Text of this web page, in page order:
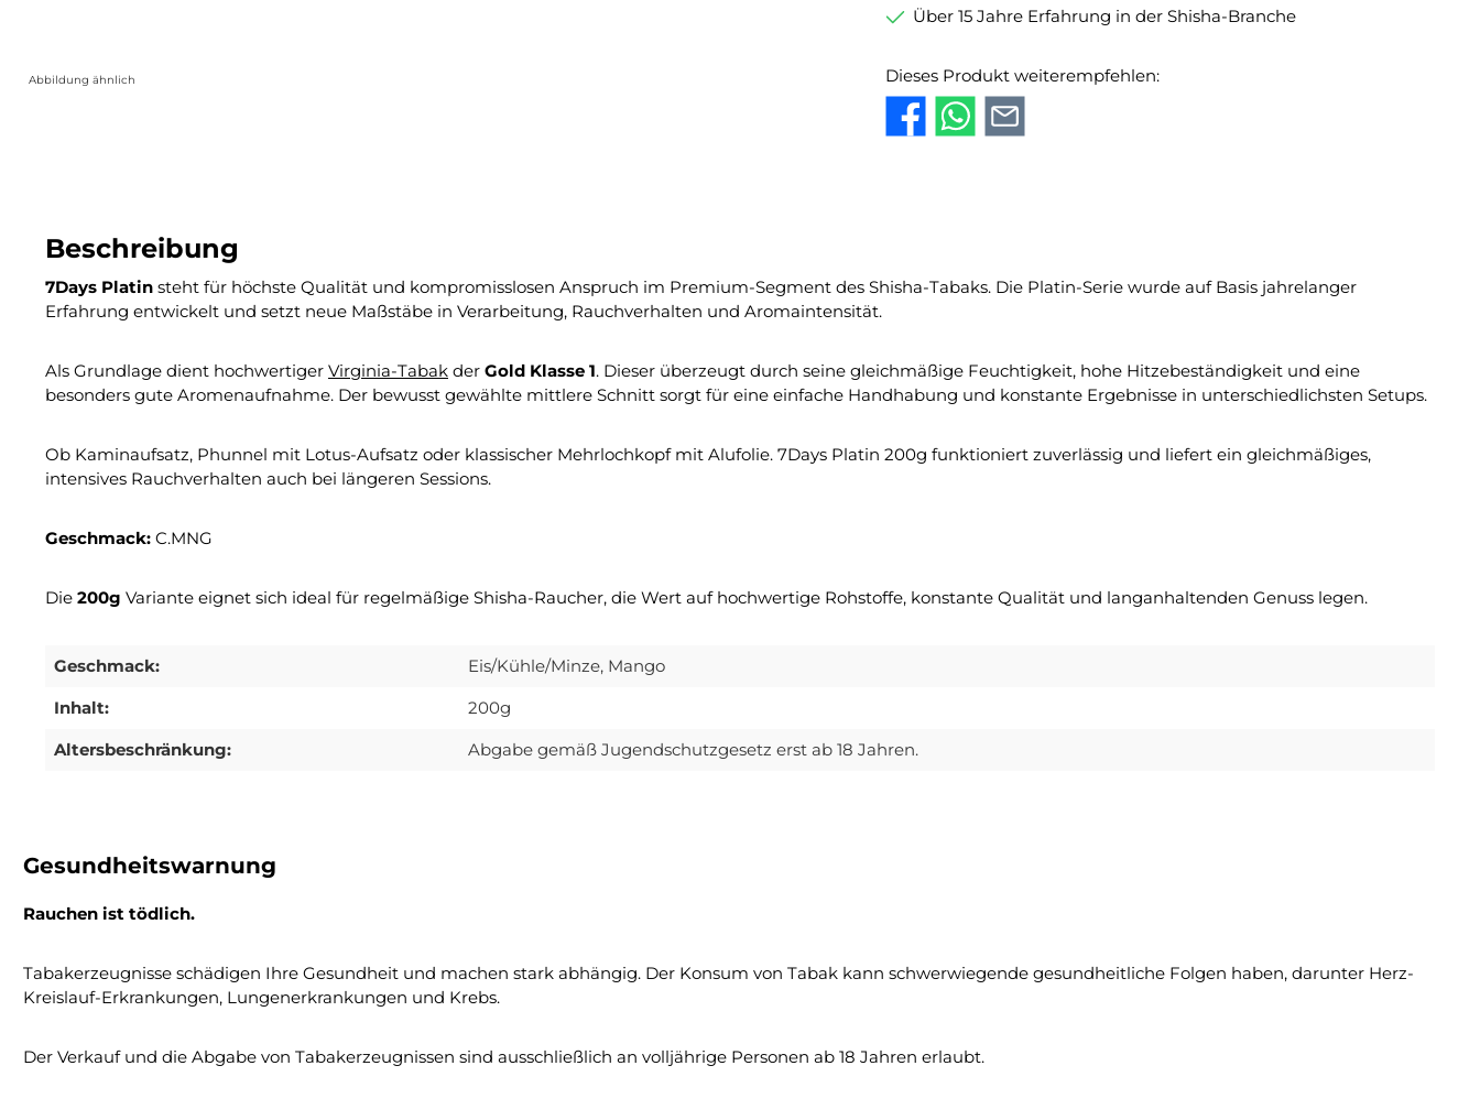
Abbildung ähnlich
Über 15 Jahre Erfahrung in der Shisha-Branche
Dieses Produkt weiterempfehlen:
Beschreibung
7Days Platin steht für höchste Qualität und kompromisslosen Anspruch im Premium-Segment des Shisha-Tabaks. Die Platin-Serie wurde auf Basis jahrelanger
Erfahrung entwickelt und setzt neue Maßstäbe in Verarbeitung, Rauchverhalten und Aromaintensität.
Als Grundlage dient hochwertiger Virginia-Tabak der Gold Klasse 1. Dieser überzeugt durch seine gleichmäßige Feuchtigkeit, hohe Hitzebeständigkeit und eine
besonders gute Aromenaufnahme. Der bewusst gewählte mittlere Schnitt sorgt für eine einfache Handhabung und konstante Ergebnisse in unterschiedlichsten Setups.
Ob Kaminaufsatz, Phunnel mit Lotus-Aufsatz oder klassischer Mehrlochkopf mit Alufolie. 7Days Platin 200g funktioniert zuverlässig und liefert ein gleichmäßiges,
intensives Rauchverhalten auch bei längeren Sessions.
Geschmack: C.MNG
Die 200g Variante eignet sich ideal für regelmäßige Shisha-Raucher, die Wert auf hochwertige Rohstoffe, konstante Qualität und langanhaltenden Genuss legen.
Geschmack:
Eis/Kühle/Minze, Mango
Inhalt:
200g
Altersbeschränkung:
Abgabe gemäß Jugendschutzgesetz erst ab 18 Jahren.
Gesundheitswarnung
Rauchen ist tödlich.
Tabakerzeugnisse schädigen Ihre Gesundheit und machen stark abhängig. Der Konsum von Tabak kann schwerwiegende gesundheitliche Folgen haben, darunter Herz-
Kreislauf-Erkrankungen, Lungenerkrankungen und Krebs.
Der Verkauf und die Abgabe von Tabakerzeugnissen sind ausschließlich an volljährige Personen ab 18 Jahren erlaubt.